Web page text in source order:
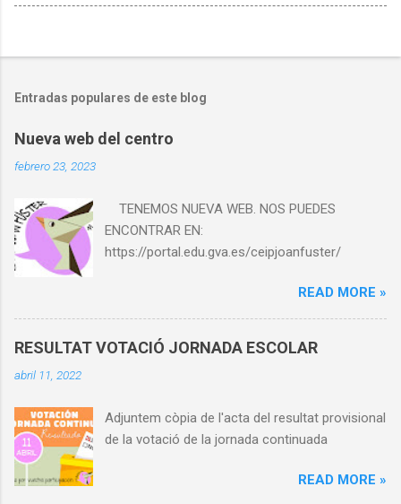
Entradas populares de este blog
Nueva web del centro
febrero 23, 2023
TENEMOS NUEVA WEB. NOS PUEDES
ENCONTRAR EN:
https://portal.edu.gva.es/ceipjoanfuster/
READ MORE »
RESULTAT VOTACIÓ JORNADA ESCOLAR
abril 11, 2022
Adjuntem còpia de l'acta del resultat provisional
de la votació de la jornada continuada
READ MORE »